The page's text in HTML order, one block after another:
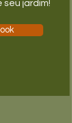
jardim!